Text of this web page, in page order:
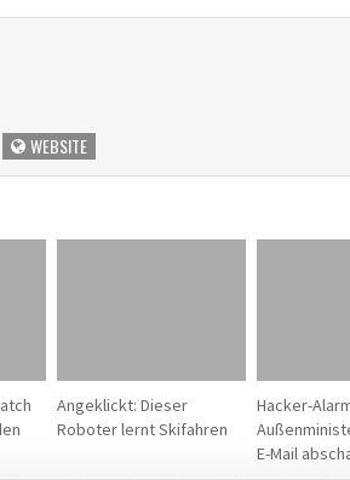
WEBSITE
Angeklickt: Dieser
Roboter lernt Skifahren
Hacker-
E-Mail